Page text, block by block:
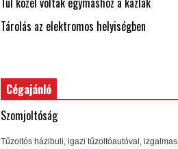
Tárolás az elektromos helyiségben
Cégajánló
Szomjoltóság
Tűzoltós házibuli, igazi tűzoltóautóval, izgalmas